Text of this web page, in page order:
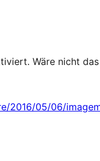
Wäre nicht das
2016/05/06/